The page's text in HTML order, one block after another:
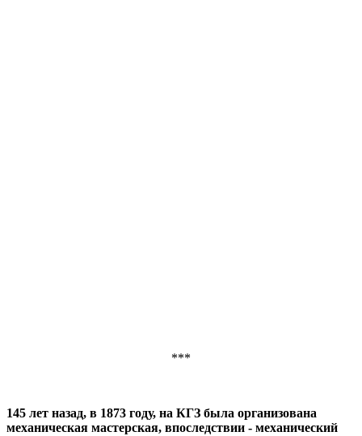
***
145 лет назад, в 1873 году, на КГЗ была организована
механическая мастерская, впоследствии - механический